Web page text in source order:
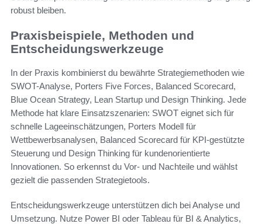
robust bleiben.
Praxisbeispiele, Methoden und
Entscheidungswerkzeuge
In der Praxis kombinierst du bewährte Strategiemethoden wie
SWOT-Analyse, Porters Five Forces, Balanced Scorecard,
Blue Ocean Strategy, Lean Startup und Design Thinking. Jede
Methode hat klare Einsatzszenarien: SWOT eignet sich für
schnelle Lageeinschätzungen, Porters Modell für
Wettbewerbsanalysen, Balanced Scorecard für KPI-gestützte
Steuerung und Design Thinking für kundenorientierte
Innovationen. So erkennst du Vor- und Nachteile und wählst
gezielt die passenden Strategietools.
Entscheidungswerkzeuge unterstützen dich bei Analyse und
Umsetzung. Nutze Power BI oder Tableau für BI & Analytics,